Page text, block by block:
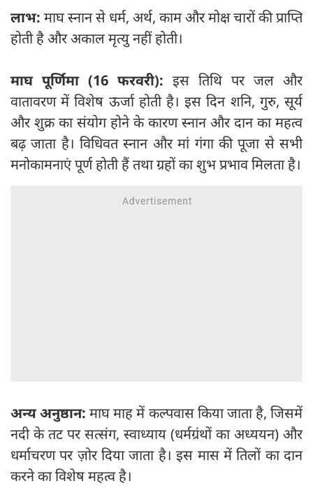
लाभ: माघ स्नान से धर्म, अर्थ, काम और मोक्ष चारों की प्राप्ति
होती है और अकाल मृत्यु नहीं होती।
माघ पूर्णिमा (16 फरवरी): इस तिथि पर जल और
वातावरण में विशेष ऊर्जा होती है। इस दिन शनि, गुरु, सूर्य
और शुक्र का संयोग होने के कारण स्नान और दान का महत्व
बढ़ जाता है। विधिवत स्नान और मां गंगा की पूजा से सभी
मनोकामनाएं पूर्ण होती हैं तथा ग्रहों का शुभ प्रभाव मिलता है।
अन्य अनुष्ठान:माघ माह में कल्पवास किया जाता है, जिसमें
नदी के तट पर सत्संग, स्वाध्याय (धर्मग्रंथों का अध्ययन) और
धर्माचरण पर ज़ोर दिया जाता है। इस मास में तिलों का दान
करने का विशेष महत्व है।